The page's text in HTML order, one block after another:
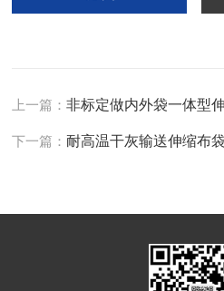
上一篇：非标定做内外袋一体型
下一篇：耐高温干灰输送伸缩布